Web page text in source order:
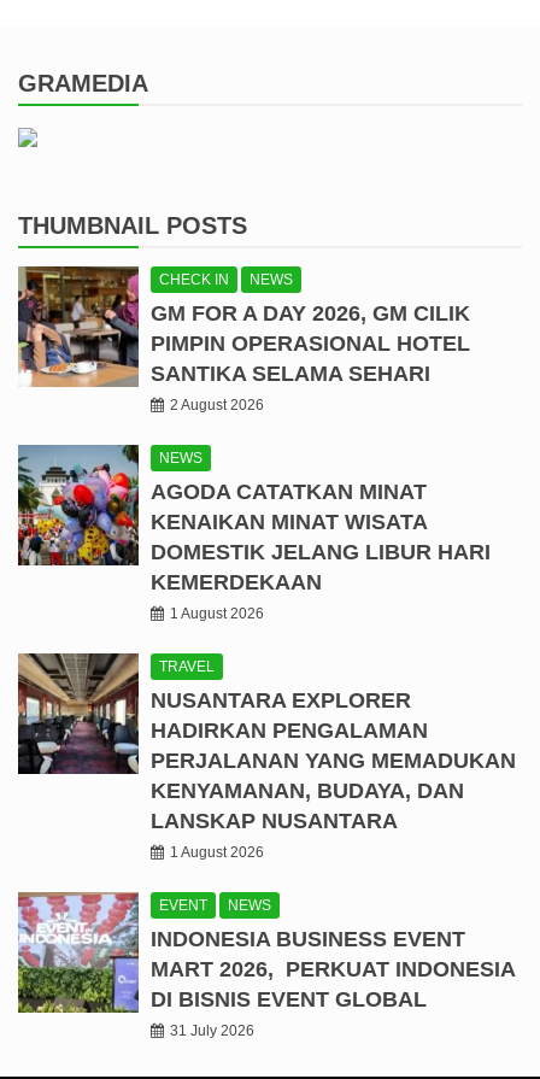
GRAMEDIA
THUMBNAIL POSTS
CHECK IN NEWS
GM FOR A DAY 2026, GM CILIK
PIMPIN OPERASIONAL HOTEL
SANTIKA SELAMA SEHARI
2 August 2026
NEWS
AGODA CATATKAN MINAT
KENAIKAN MINAT WISATA
DOMESTIK JELANG LIBUR HARI
KEMERDEKAAN
1 August 2026
TRAVEL
NUSANTARA EXPLORER
HADIRKAN PENGALAMAN
PERJALANAN YANG MEMADUKAN
KENYAMANAN, BUDAYA, DAN
LANSKAP NUSANTARA
1 August 2026
EVENT NEWS
INDONESIA BUSINESS EVENT
MART 2026, PERKUAT INDONESIA
DI BISNIS EVENT GLOBAL
31 July 2026